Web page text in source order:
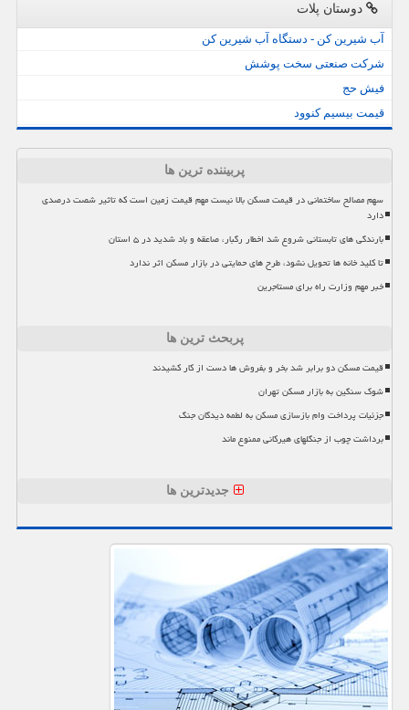
دوستان پلات
آب شیرین کن - دستگاه آب شیرین کن
شرکت صنعتی سخت پوشش
فیش حج
قیمت بیسیم کنوود
پربیننده ترین ها
سهم مصالح ساختمانی در قیمت مسکن بالا نیست مهم قیمت زمین است که تاثیر شصت درصدی
دارد
بارندگی های تابستانی شروع شد اخطار رگبار، صاعقه و باد شدید در ۵ استان
تا کلید خانه ها تحویل نشود، طرح های حمایتی در بازار مسکن اثر ندارد
خبر مهم وزارت راه برای مستاجرین
پربحث ترین ها
قیمت مسکن دو برابر شد بخر و بفروش ها دست از کار کشیدند
شوک سنگین به بازار مسکن تهران
جزئیات پرداخت وام بازسازی مسکن به لطمه دیدگان جنگ
برداشت چوب از جنگلهای هیرکانی ممنوع ماند
جدیدترین ها